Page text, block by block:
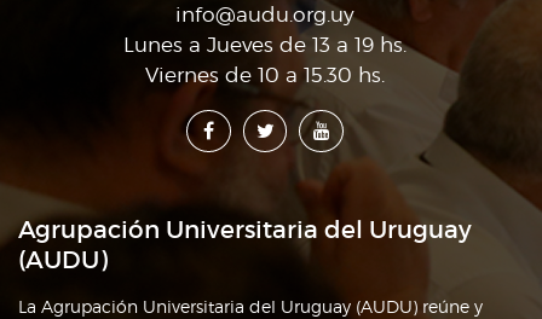
info@audu.org.uy
Lunes a Jueves de 13 a 19 hs.
Viernes de 10 a 15.30 hs.
Agrupación Universitaria del Uruguay
(AUDU)
La Agrupación Universitaria del Uruguay (AUDU) reúne y